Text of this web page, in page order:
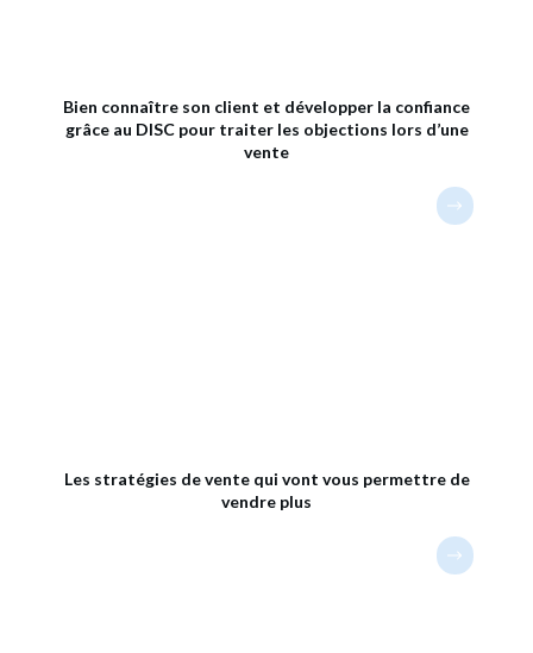
Bien connaître son client et développer la confiance
grâce au DISC pour traiter les objections lors d’une
vente
Les stratégies de vente qui vont vous permettre de
vendre plus